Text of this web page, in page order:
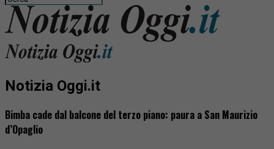
Notizia Oggi.it
Bimba cade dal balcone del terzo piano: paura a San Maurizio
d’Opaglio